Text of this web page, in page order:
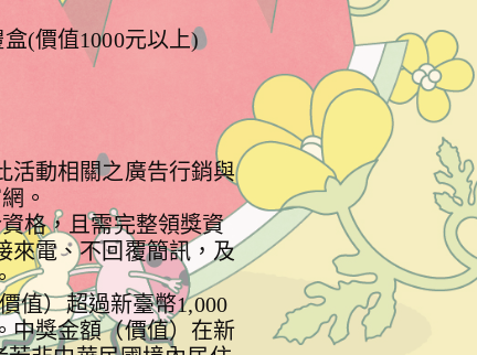
(價值1000元以上)
活動相關之廣告行銷與
。
格，且需完整領獎資
來電、不回覆簡訊，及
值）超過新臺幣1,000
中獎金額（價值）在新